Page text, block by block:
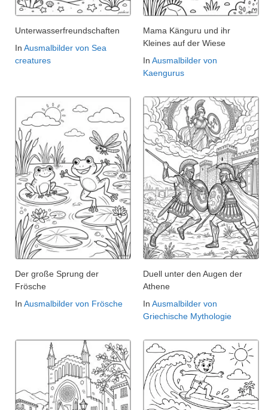
Unterwasserfreundschaften
In Ausmalbilder von Sea
creatures
Mama Känguru und ihr
Kleines auf der Wiese
In Ausmalbilder von
Kaengurus
Der große Sprung der
Frösche
In Ausmalbilder von Frösche
Duell unter den Augen der
Athene
In Ausmalbilder von
Griechische Mythologie